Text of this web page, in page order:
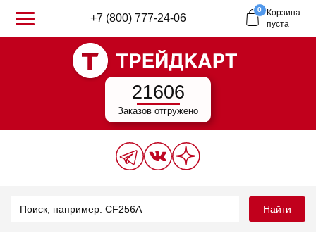
+7 (800) 777-24-06
0
Корзина
пуста
21606
Заказов отгружено
Найти